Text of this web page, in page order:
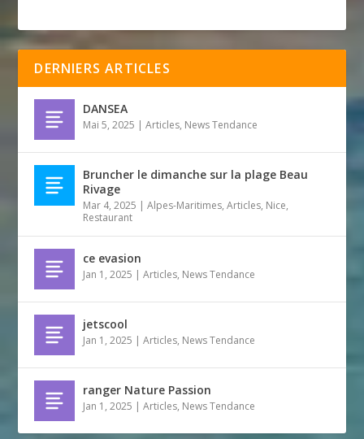
DERNIERS ARTICLES
DANSEA
Mai 5, 2025 |Articles, News Tendance
Bruncher le dimanche sur la plage Beau
Rivage
Mar 4, 2025 |Alpes-Maritimes,Articles, Nice,
Restaurant
ce evasion
Jan 1, 2025 |Articles, News Tendance
jetscool
Jan 1, 2025 |Articles, News Tendance
ranger Nature Passion
Jan 1, 2025 |Articles, News Tendance